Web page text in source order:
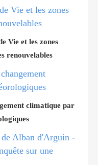
Vie et les zones
renouvelables
climatique par